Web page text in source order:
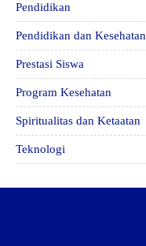
Pendidikan
Pendidikan dan Kesehatan
Prestasi Siswa
Program Kesehatan
Spiritualitas dan Ketaatan
Teknologi